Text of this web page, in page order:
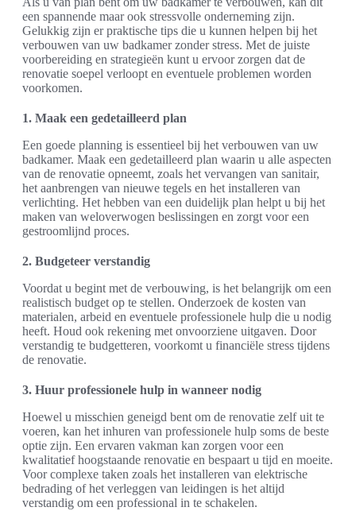
een spannende maar ook stressvolle onderneming zijn.
Gelukkig zijn er praktische tips die u kunnen helpen bij het
verbouwen van uw badkamer zonder stress. Met de juiste
voorbereiding en strategieën kunt u ervoor zorgen dat de
renovatie soepel verloopt en eventuele problemen worden
voorkomen.
1. Maak een gedetailleerd plan
Een goede planning is essentieel bij het verbouwen van uw
badkamer. Maak een gedetailleerd plan waarin u alle aspecten
van de renovatie opneemt, zoals het vervangen van sanitair,
het aanbrengen van nieuwe tegels en het installeren van
verlichting. Het hebben van een duidelijk plan helpt u bij het
maken van weloverwogen beslissingen en zorgt voor een
gestroomlijnd proces.
2. Budgeteer verstandig
Voordat u begint met de verbouwing, is het belangrijk om een
realistisch budget op te stellen. Onderzoek de kosten van
materialen, arbeid en eventuele professionele hulp die u nodig
heeft. Houd ook rekening met onvoorziene uitgaven. Door
verstandig te budgetteren, voorkomt u financiële stress tijdens
de renovatie.
3. Huur professionele hulp in wanneer nodig
Hoewel u misschien geneigd bent om de renovatie zelf uit te
voeren, kan het inhuren van professionele hulp soms de beste
optie zijn. Een ervaren vakman kan zorgen voor een
kwalitatief hoogstaande renovatie en bespaart u tijd en moeite.
Voor complexe taken zoals het installeren van elektrische
bedrading of het verleggen van leidingen is het altijd
verstandig om een professional in te schakelen.